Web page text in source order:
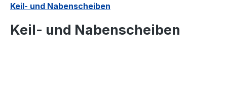
Keil- und Nabenscheiben
Keil- und Nabenscheiben